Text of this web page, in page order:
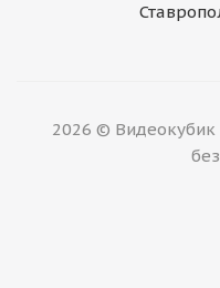
2026 © Видеокубик